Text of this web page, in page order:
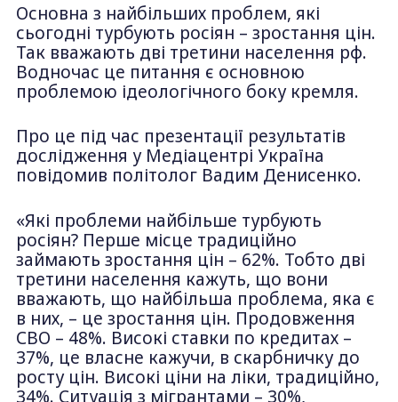
Основна з найбільших проблем, які
сьогодні турбують росіян – зростання цін.
Так вважають дві третини населення рф.
Водночас це питання є основною
проблемою ідеологічного боку кремля.
Про це під час презентації результатів
дослідження у Медіацентрі Україна
повідомив політолог Вадим Денисенко.
«Які проблеми найбільше турбують
росіян? Перше місце традиційно
займають зростання цін – 62%. Тобто дві
третини населення кажуть, що вони
вважають, що найбільша проблема, яка є
в них, – це зростання цін. Продовження
СВО – 48%. Високі ставки по кредитах –
37%, це власне кажучи, в скарбничку до
росту цін. Високі ціни на ліки, традиційно,
34%. Ситуація з мігрантами – 30%,